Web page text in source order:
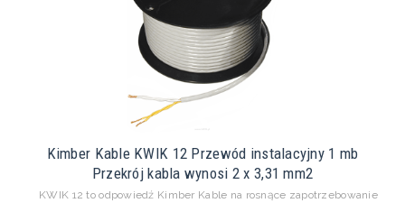
Kimber Kable KWIK 12 Przewód instalacyjny 1 mb
Przekrój kabla wynosi 2 x 3,31 mm2
KWIK 12 to odpowiedź Kimber Kable na rosnące zapotrzebowanie